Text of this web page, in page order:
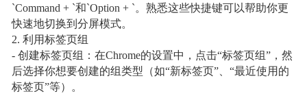
`Command + `和`Option + `。熟悉这些快捷键可以帮助你更
快速地切换到分屏模式。
2. 利用标签页组
- 创建标签页组：在Chrome的设置中，点击“标签页组”，然
后选择你想要创建的组类型（如“新标签页”、“最近使用的
标签页”等）。